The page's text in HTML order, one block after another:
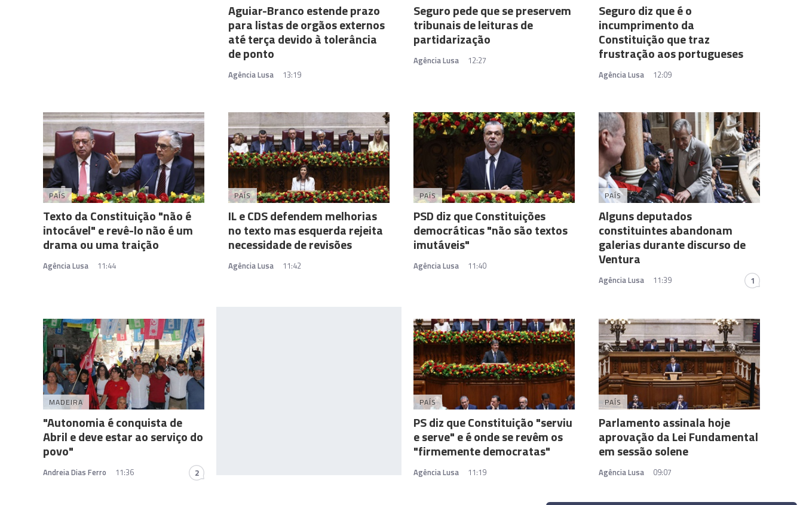
Aguiar-Branco estende prazo
para listas de orgãos externos
até terça devido à tolerância
de ponto
Agência Lusa 13:19
Seguro pede que se preservem
tribunais de leituras de
partidarização
Agência Lusa 12:27
Seguro diz que é o
incumprimento da
Constituição que traz
frustração aos portugueses
Agência Lusa 12:09
PAÍS
Texto da Constituição "não é
intocável" e revê-lo não é um
drama ou uma traição
Agência Lusa 11:44
PAÍS
IL e CDS defendem melhorias
no texto mas esquerda rejeita
necessidade de revisões
Agência Lusa 11:42
PAÍS
PSD diz que Constituições
democráticas "não são textos
imutáveis"
Agência Lusa 11:40
PAÍS
Alguns deputados
constituintes abandonam
galerias durante discurso de
Ventura
Agência Lusa 11:39 1
MADEIRA
"Autonomia é conquista de
Abril e deve estar ao serviço do
povo"
Andreia Dias Ferro 11:36 2
PAÍS
PS diz que Constituição "serviu
e serve" e é onde se revêm os
"firmemente democratas"
Agência Lusa 11:19
PAÍS
Parlamento assinala hoje
aprovação da Lei Fundamental
em sessão solene
Agência Lusa 09:07